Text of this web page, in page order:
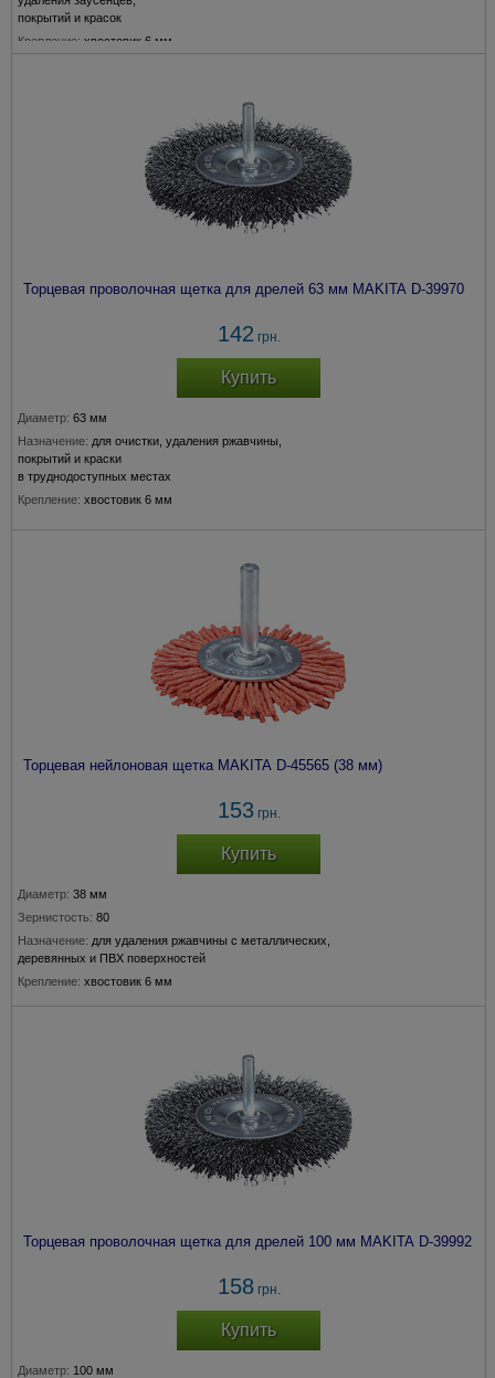
покрытий и красок
Крепление: хвостовик 6 мм
Торцевая проволочная щетка для дрелей 63 мм MAKITA D-39970
142 грн.
Купить
Диаметр: 63 мм
Назначение: для очистки, удаления ржавчины,
покрытий и краски
в труднодоступных местах
Крепление: хвостовик 6 мм
Торцевая нейлоновая щетка MAKITA D-45565 (38 мм)
153грн.
Купить
Диаметр: 38 мм
Зернистость: 80
Назначение: для удаления ржавчины с металлических,
деревянных и ПВХ поверхностей
Крепление: хвостовик 6 мм
Торцевая проволочная щетка для дрелей 100 мм MAKITA D-39992
158грн.
Купить
Диаметр: 100 мм